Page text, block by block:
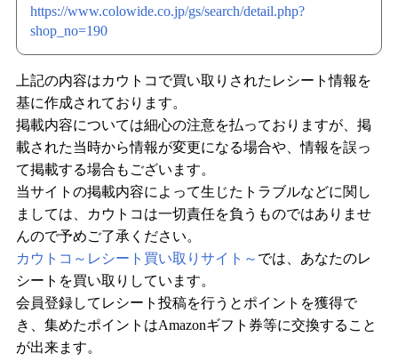
https://www.colowide.co.jp/gs/search/detail.php?
shop_no=190
上記の内容はカウトコで買い取りされたレシート情報を
基に作成されております。
掲載内容については細心の注意を払っておりますが、掲
載された当時から情報が変更になる場合や、情報を誤っ
て掲載する場合もございます。
当サイトの掲載内容によって生じたトラブルなどに関し
ましては、カウトコは一切責任を負うものではありませ
んので予めご了承ください。
カウトコ～レシート買い取りサイト～ では、あなたのレ
シートを買い取りしています。
会員登録してレシート投稿を行うとポイントを獲得で
き、集めたポイントはAmazonギフト券等に交換すること
が出来ます。